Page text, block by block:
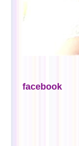
facebook